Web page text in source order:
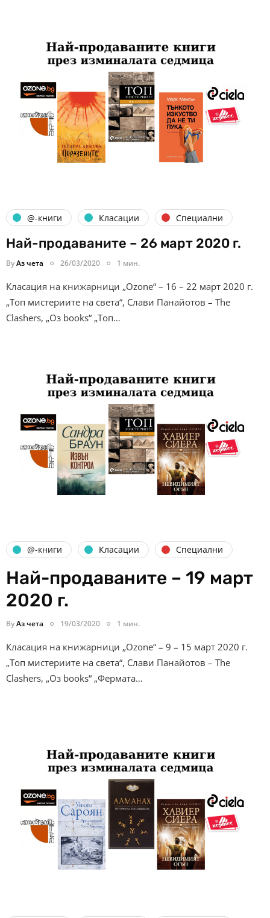
@-книги Класации Специални
Най-продаваните – 26 март 2020 г.
ByАз чета 26/03/2020 1 мин.
Класация на книжарници „Ozone“ – 16 – 22 март 2020 г.
„Топ мистериите на света“, Слави Панайотов – The
Clashers, „Оз books“ „Топ…
@-книги Класации Специални
Най-продаваните – 19 март
2020 г.
ByАз чета 19/03/2020 1 мин.
Класация на книжарници „Ozone“ – 9 – 15 март 2020 г.
„Топ мистериите на света“, Слави Панайотов – The
Clashers, „Оз books“ „Фермата…